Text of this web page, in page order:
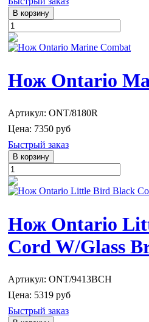
Нож Ontario
Артикул: ONT/8180R
Цена: 7350 руб
Быстрый заказ
Нож Ontario
Cord W/Glass
Артикул: ONT/9413BCH
Цена: 5319 руб
Быстрый заказ